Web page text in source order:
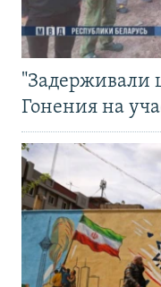
"Задерживали
Гонения на